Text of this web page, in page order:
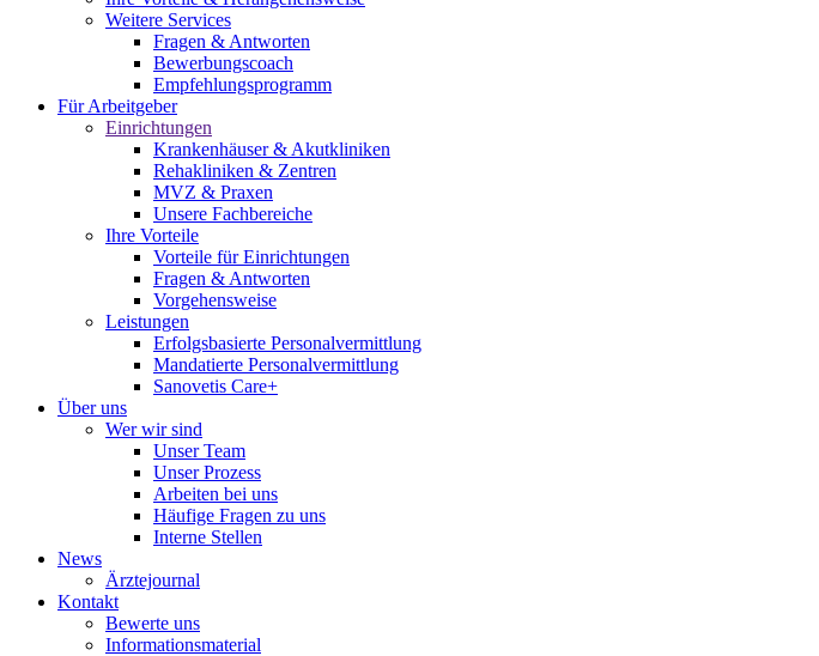
Weitere Services
Fragen & Antworten
Bewerbungscoach
Empfehlungsprogramm
Für Arbeitgeber
Einrichtungen
Krankenhäuser & Akutkliniken
Rehakliniken & Zentren
MVZ & Praxen
Unsere Fachbereiche
Ihre Vorteile
Vorteile für Einrichtungen
Fragen & Antworten
Vorgehensweise
Leistungen
Erfolgsbasierte Personalvermittlung
Mandatierte Personalvermittlung
Sanovetis Care+
Über uns
Wer wir sind
Unser Team
Unser Prozess
Arbeiten bei uns
Häufige Fragen zu uns
Interne Stellen
News
Ärztejournal
Kontakt
Bewerte uns
Informationsmaterial